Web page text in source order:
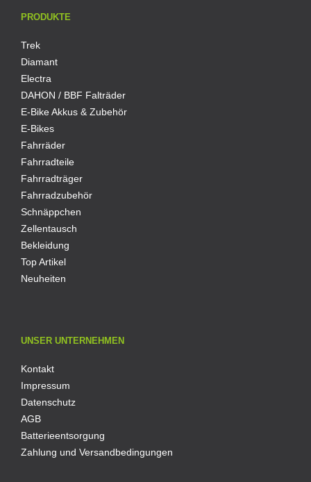
PRODUKTE
Trek
Diamant
Electra
DAHON / BBF Falträder
E-Bike Akkus & Zubehör
E-Bikes
Fahrräder
Fahrradteile
Fahrradträger
Fahrradzubehör
Schnäppchen
Zellentausch
Bekleidung
Top Artikel
Neuheiten
UNSER UNTERNEHMEN
Kontakt
Impressum
Datenschutz
AGB
Batterieentsorgung
Zahlung und Versandbedingungen